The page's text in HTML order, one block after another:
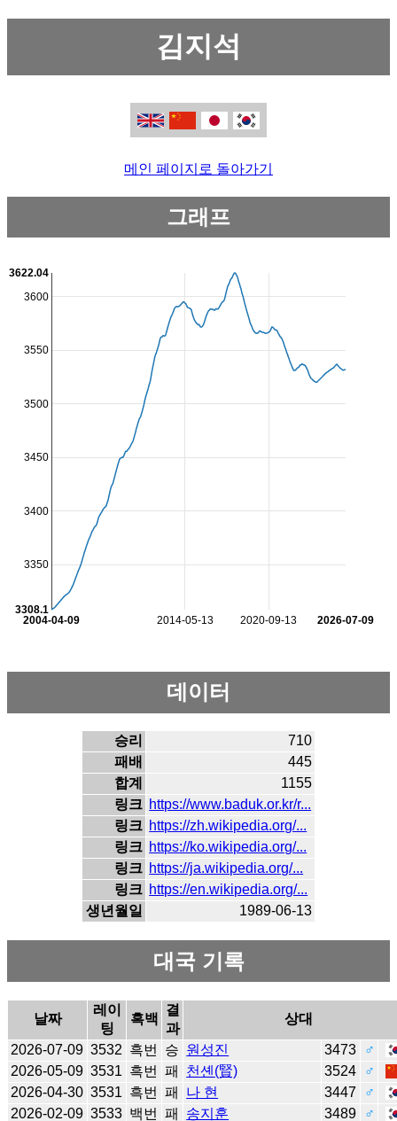
김지석
메인 페이지로 돌아가기
그래프
2014-05-13 2020-09-13
2004-04-09 2026-07-09
3350
3400
3450
3500
3550
3600
3308.1
3622.04
데이터
승리
710
패배
445
합계
1155
링크 https://www.baduk.or.kr/r...
링크 https://zh.wikipedia.org/...
링크 https://ko.wikipedia.org/...
링크 https://ja.wikipedia.org/...
링크 https://en.wikipedia.org/...
생년월일
1989-06-13
대국 기록
날짜
레이
팅
흑백
결
과
상대
2026-07-09 3532 흑번 승 원성진 3473
♂
2026-05-09 3531 흑번 패 천셴(賢) 3524
♂
2026-04-30 3531 흑번 패 나 현 3447
♂
2026-02-09 3533 백번 패 송지훈 3489
♂